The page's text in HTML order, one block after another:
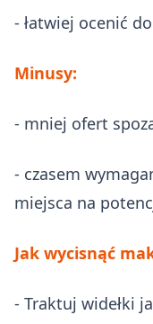
- łatwiej ocenić
Minusy:
- mniej ofert
- czasem
miejsca na
Jak wycisnąć
- Traktuj widełki